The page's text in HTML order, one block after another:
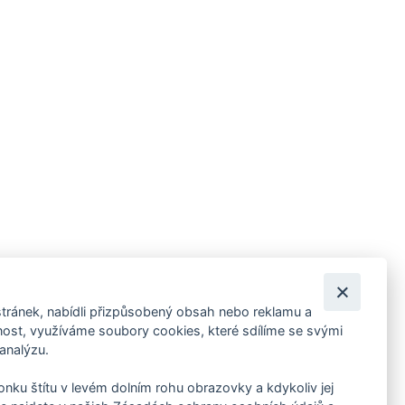
pozvánky na kulturní a sportovní akce?
nabídli přizpůsobený obsah nebo reklamu a
využíváme soubory cookies, které sdílíme se svými
štítu v levém dolním rohu obrazovky a kdykoliv jej